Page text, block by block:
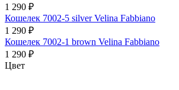
1 290 ₽
Кошелек 7002-5 silver Velina Fabbiano
1 290 ₽
Кошелек 7002-1 brown Velina Fabbiano
1 290 ₽
Цвет